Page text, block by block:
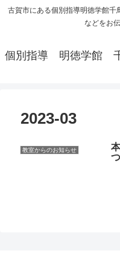
古賀市にある個別指導明徳学館千
などをお
個別指導 明徳学館
2023-03
教室からのお知らせ